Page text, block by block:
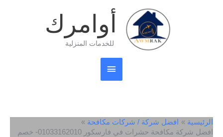
أوامرك
للخدمات المنزلية
القائمة
الرئيسية
الرئيسية
افضل شركة / شركات مكافحة
افضل شركة مكافحة حشرات في فارسكور 01033162010- خصم